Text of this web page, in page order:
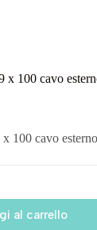
x 100 cavo
100 cavo esterno
al carrello